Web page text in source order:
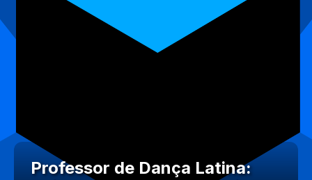
Professor de Dança Latina: